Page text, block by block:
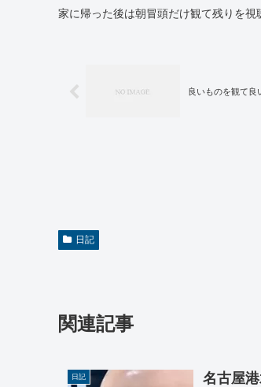
家に帰った後は朝冒頭だけ観て残りを視
良いものを観て良
日記
関連記事
日記 名古屋